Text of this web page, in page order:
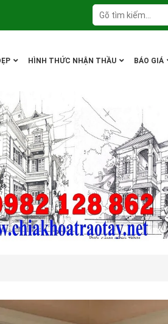
HÌNH THỨC NHẬN THẦU BÁO GIÁ